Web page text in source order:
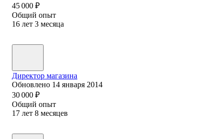
45 000 ₽
Общий опыт
16 лет 3 месяца
Директор магазина
Обновлено 14 января 2014
30 000 ₽
Общий опыт
17 лет 8 месяцев